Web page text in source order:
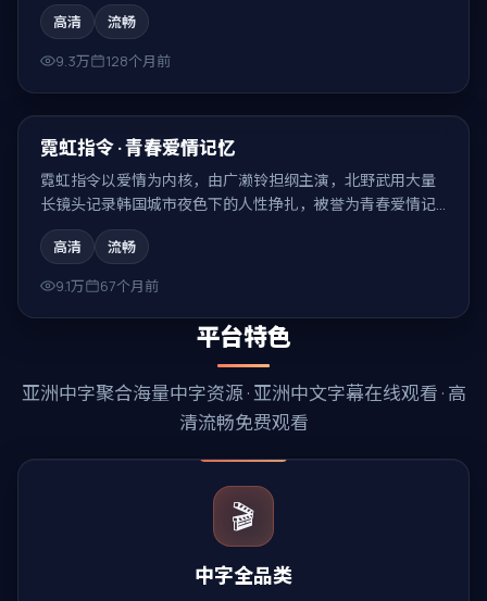
高清
流畅
9.3万
128个月前
热门
霓虹指令 · 青春爱情记忆
霓虹指令以爱情为内核，由广濑铃担纲主演，北野武用大量
长镜头记录韩国城市夜色下的人性挣扎，被誉为青春爱情记
忆。
高清
流畅
9.1万
67个月前
平台特色
亚洲中字聚合海量中字资源 · 亚洲中文字幕在线观看 · 高
清流畅免费观看
🎬
中字全品类